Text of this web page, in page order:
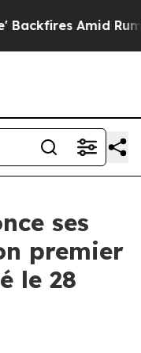
Amid Rumors
ses
premier
le 28